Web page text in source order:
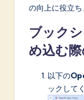
の向上に役立ち
ブック
め込む
以下の
ックして